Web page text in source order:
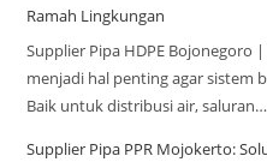
Ramah Lingkungan
Supplier Pipa HDPE Bojonegoro
menjadi hal penting agar sistem
Baik untuk distribusi air, saluran…
Supplier Pipa PPR Mojokerto: